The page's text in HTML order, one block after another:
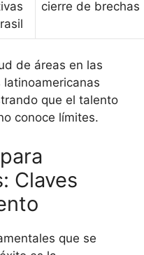
cierre de brechas
de áreas en las
que el talento
conoce límites.
Claves
que se